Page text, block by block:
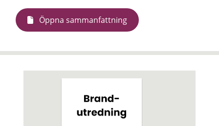
Öppna sammanfattning